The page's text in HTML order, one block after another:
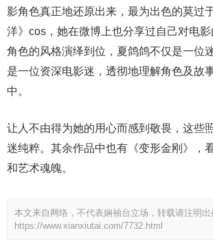
影角色真正地还原出来，最为出色的莫过
洋》cos，她在微博上也分享过自己对电
角色的风格演绎到位，夏鸽鸽不仅是一位
是一位资深电影迷，透彻地理解角色及故
中。
让人不由得为她的用心而感到敬畏，这些
迷纯粹。其余作品中也有《变形金刚》，
和艺术魂魄。
本文来自网络，不代表娴袖台立场，转载请注明出
https://www.xianxiutai.com/7732.html